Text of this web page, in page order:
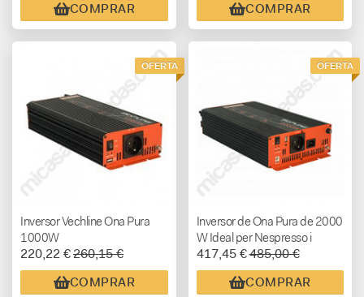
COMPRAR COMPRAR
OFERTA
Inversor Vechline Ona Pura
1000W
220,22 €260,15 €
COMPRAR
OFERTA
Inversor de Ona Pura de 2000
W Ideal per Nespresso i
assecadors de cabells
417,45 €485,00 €
COMPRAR